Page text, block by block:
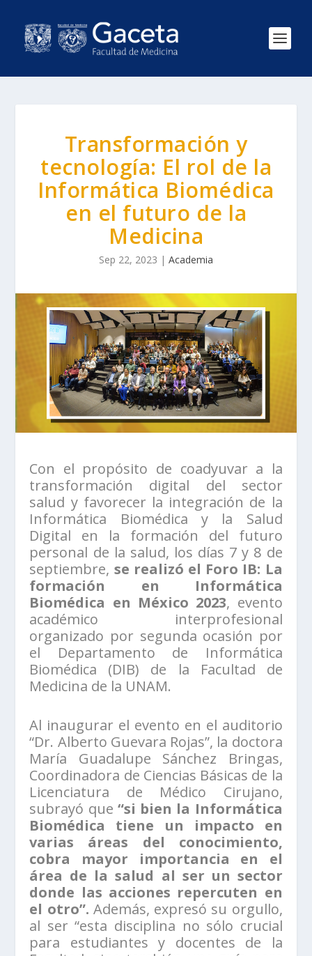
Transformación y
tecnología: El rol de la
Informática Biomédica
en el futuro de la
Medicina
Sep 22, 2023 | Academia
Con el propósito de coadyuvar a la
transformación digital del sector
salud y favorecer la integración de la
Informática Biomédica y la Salud
Digital en la formación del futuro
personal de la salud, los días 7 y 8 de
septiembre, se realizó el Foro IB: La
formación en Informática
Biomédica en México 2023, evento
académico interprofesional
organizado por segunda ocasión por
el Departamento de Informática
Biomédica (DIB) de la Facultad de
Medicina de la UNAM.
Al inaugurar el evento en el auditorio
“Dr. Alberto Guevara Rojas”, la doctora
María Guadalupe Sánchez Bringas,
Coordinadora de Ciencias Básicas de la
Licenciatura de Médico Cirujano,
subrayó que “si bien la Informática
Biomédica tiene un impacto en
varias áreas del conocimiento,
cobra mayor importancia en el
área de la salud al ser un sector
donde las acciones repercuten en
el otro”. Además, expresó su orgullo,
al ser “esta disciplina no sólo crucial
para estudiantes y docentes de la